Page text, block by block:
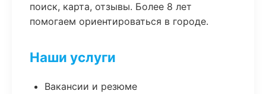
поиск, карта, отзывы. Более 8 лет
помогаем ориентироваться в городе.
Наши услуги
Вакансии и резюме